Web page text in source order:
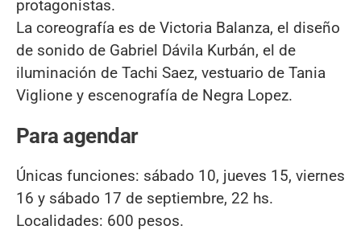
protagonistas.
La coreografía es de Victoria Balanza, el diseño
de sonido de Gabriel Dávila Kurbán, el de
iluminación de Tachi Saez, vestuario de Tania
Viglione y escenografía de Negra Lopez.
Para agendar
Únicas funciones: sábado 10, jueves 15, viernes
16 y sábado 17 de septiembre, 22 hs.
Localidades: 600 pesos.